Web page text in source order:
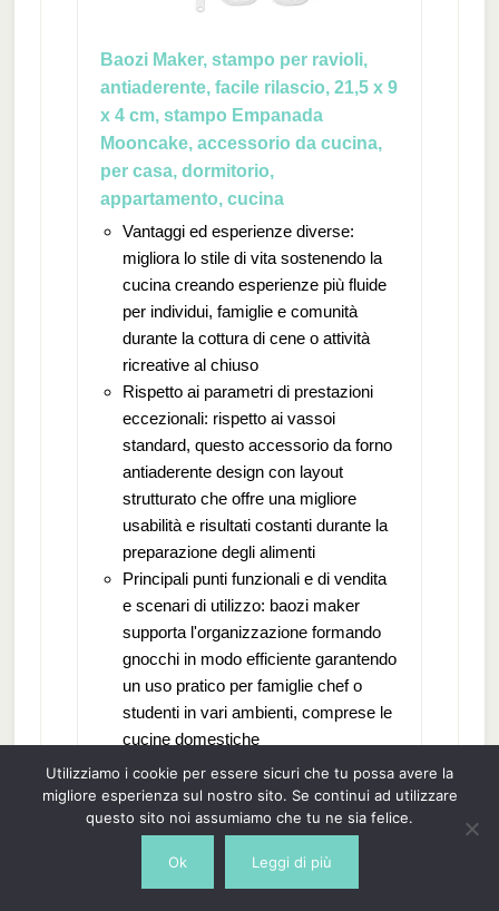
Baozi Maker, stampo per ravioli,
antiaderente, facile rilascio, 21,5 x 9
x 4 cm, stampo Empanada
Mooncake, accessorio da cucina,
per casa, dormitorio,
appartamento, cucina
Vantaggi ed esperienze diverse:
migliora lo stile di vita sostenendo la
cucina creando esperienze più fluide
per individui, famiglie e comunità
durante la cottura di cene o attività
ricreative al chiuso
Rispetto ai parametri di prestazioni
eccezionali: rispetto ai vassoi
standard, questo accessorio da forno
antiaderente design con layout
strutturato che offre una migliore
usabilità e risultati costanti durante la
preparazione degli alimenti
Principali punti funzionali e di vendita
e scenari di utilizzo: baozi maker
supporta l'organizzazione formando
gnocchi in modo efficiente garantendo
un uso pratico per famiglie chef o
studenti in vari ambienti, comprese le
cucine domestiche
Differenzia i punti vendita e gli scenari
di utilizzo: lo stampo compatto da
21,5 x 9 x 4 cm offre un uso versatile,
o pasticcini migliorando la comodità in
Utilizziamo i cookie per essere sicuri che tu possa avere la
migliore esperienza sul nostro sito. Se continui ad utilizzare
questo sito noi assumiamo che tu ne sia felice.
Ok Leggi di più